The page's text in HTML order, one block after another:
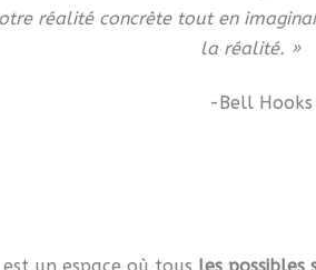
réalité concrète tout en
la réalité. »
-Bell Hooks